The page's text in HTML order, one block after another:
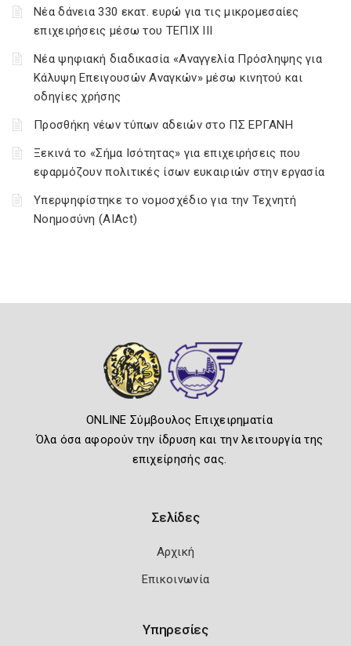
Νέα δάνεια 330 εκατ. ευρώ για τις μικρομεσαίες
επιχειρήσεις μέσω του ΤΕΠΙΧ ΙΙΙ
Νέα ψηφιακή διαδικασία «Αναγγελία Πρόσληψης για
Κάλυψη Επειγουσών Αναγκών» μέσω κινητού και
οδηγίες χρήσης
Προσθήκη νέων τύπων αδειών στο ΠΣ ΕΡΓΑΝΗ
Ξεκινά το «Σήμα Ισότητας» για επιχειρήσεις που
εφαρμόζουν πολιτικές ίσων ευκαιριών στην εργασία
Υπερψηφίστηκε το νομοσχέδιο για την Τεχνητή
Νοημοσύνη (AIAct)
ONLINE Σύμβουλος Επιχειρηματία
Όλα όσα αφορούν την ίδρυση και την λειτουργία της
επιχείρησής σας.
Σελίδες
Αρχική
Επικοινωνία
Υπηρεσίες